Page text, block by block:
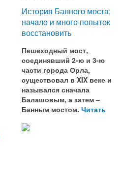
История Банного моста:
начало и много попыток
восстановить
Пешеходный мост,
соединявший 2-ю и 3-ю
части города Орла,
существовал в XIX веке и
назывался сначала
Балашовым, а затем –
Банным мостом. Читать